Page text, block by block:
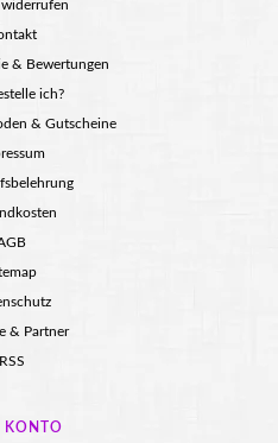
widerrufen
& Bewertungen
ich?
& Gutscheine
& Partner
RSS
KONTO